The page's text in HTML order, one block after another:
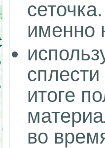
именно
итоге
во